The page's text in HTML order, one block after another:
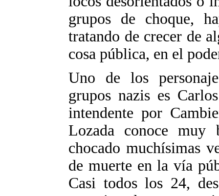
grupos de choque,
tratando de crecer de
cosa pública, en el
Uno de los
grupos nazis es
intendente por
Lozada conoce muy
chocado muchísimas
de muerte en la vía
Casi todos los 24,